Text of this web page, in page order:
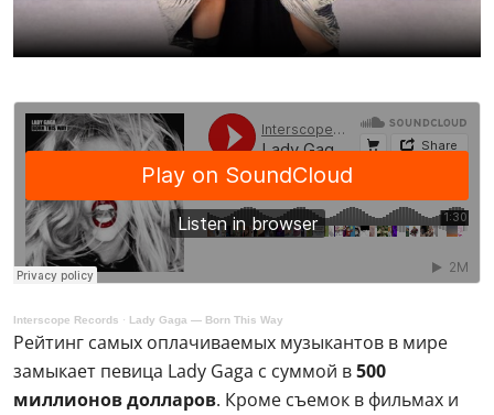
Interscope Records · Lady Gaga — Born This Way
Рейтинг самых оплачиваемых музыкантов в мире
замыкает певица Lady Gaga с суммой в500
миллионов долларов. Кроме съемок в фильмах и